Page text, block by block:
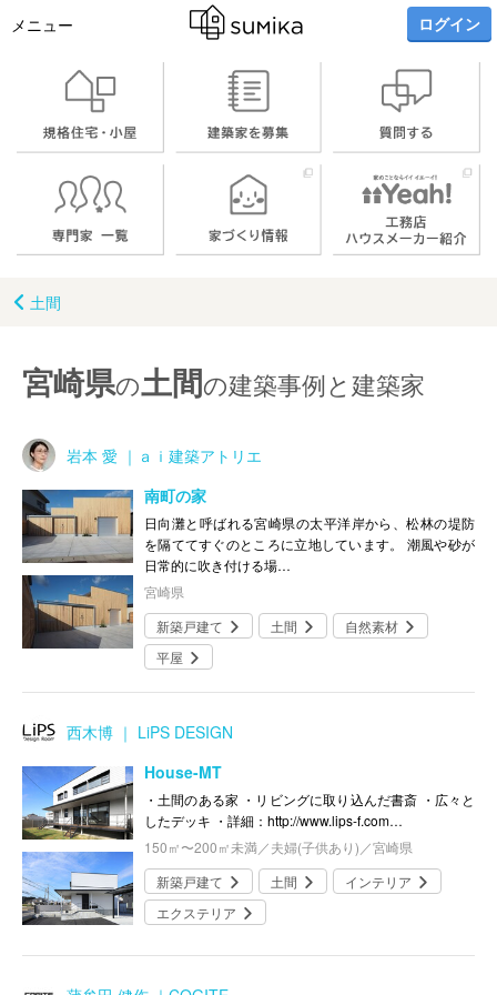
メニュー ログイン
土間
宮崎県の土間の建築事例と建築家
岩本 愛 ｜ａｉ建築アトリエ
南町の家
日向灘と呼ばれる宮崎県の太平洋岸から、松林の堤防
を隔ててすぐのところに立地しています。 潮風や砂が
日常的に吹き付ける場…
宮崎県
新築戸建て
土間
自然素材
平屋
西木博 ｜ LiPS DESIGN
House-MT
・土間のある家 ・リビングに取り込んだ書斎 ・広々と
したデッキ ・詳細：http://www.lips-f.com…
150㎡〜200㎡未満／夫婦(子供あり)／宮崎県
新築戸建て
土間
インテリア
エクステリア